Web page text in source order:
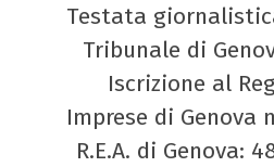
Testata
Tribunale di
Iscrizione al
Imprese di Genova
R.E.A. di Genova: